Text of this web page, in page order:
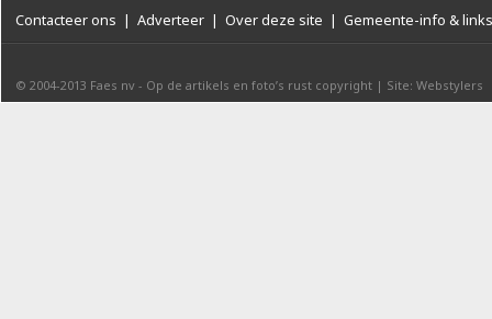
Contacteer ons | Adverteer | Over deze site | Gemeente-info & links
© 2004-2013 Faes nv - Op de artikels en foto’s rust copyright | Site: Webstylers